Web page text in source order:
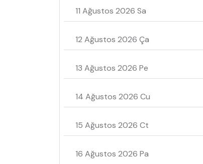
11 Ağustos 2026 Sa
12 Ağustos 2026 Ça
13 Ağustos 2026 Pe
14 Ağustos 2026 Cu
15 Ağustos 2026 Ct
16 Ağustos 2026 Pa